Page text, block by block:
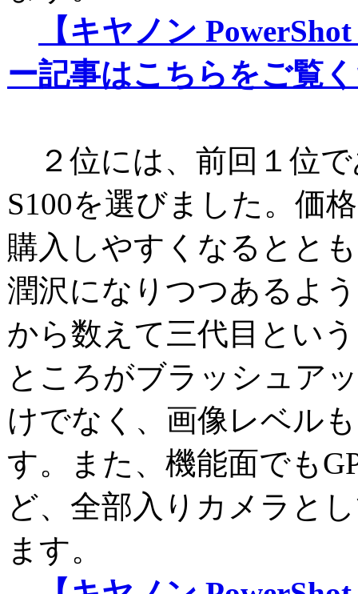
【キヤノン
ー記事はこちらをご覧
２位には、前回１位で
S100を選びました。価
購入しやすくなるとと
潤沢になりつつあるよ
から数えて三代目とい
ところがブラッシュア
けでなく、画像レベル
す。また、機能面でも
ど、全部入りカメラと
ます。